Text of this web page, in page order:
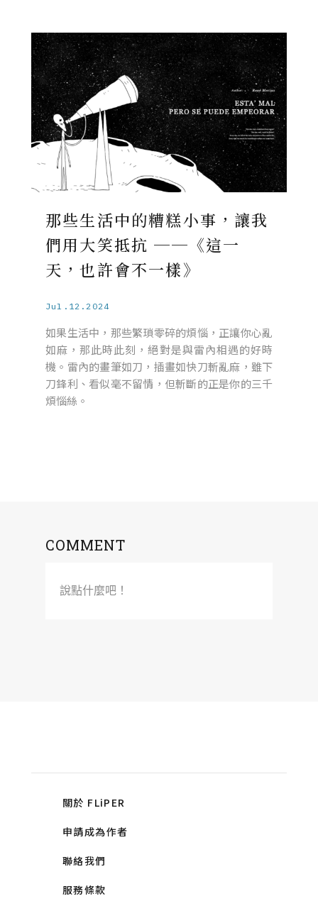
那些生活中的糟糕小事，讓我
們用大笑抵抗 ──《這一
天，也許會不一樣》
Jul.12.2024
如果生活中，那些繁瑣零碎的煩惱，正讓你心亂
如麻，那此時此刻，絕對是與雷內相遇的好時
機。雷內的畫筆如刀，插畫如快刀斬亂麻，雖下
刀鋒利、看似毫不留情，但斬斷的正是你的三千
煩惱絲。
COMMENT
說點什麼吧！
關於 FLiPER
申請成為作者
聯絡我們
服務條款